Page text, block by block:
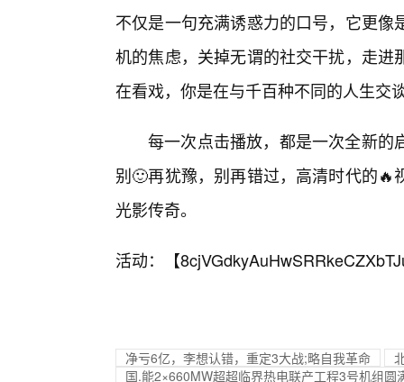
不仅是一句充满诱惑力的口号，它更
机的焦虑，关掉无谓的社交干扰，走
在看戏，你是在与千百种不同的人生交
每一次点击播放，都是一次全新的
别🙂再犹豫，别再错过，高清时代的
光影传奇。
活动：【
净亏6亿，李想认错，重定3大战;略自我革命
国.能2×660MW超超临界热电联产工程3号机组圆